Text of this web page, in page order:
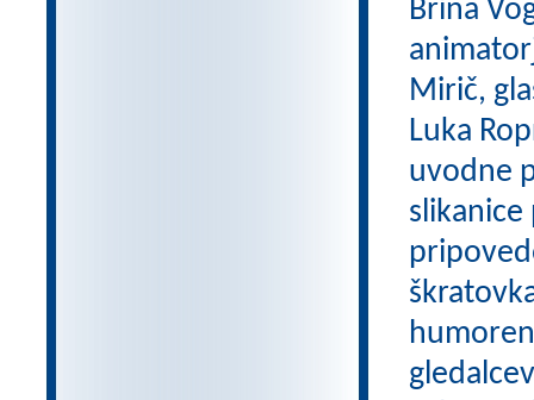
Brina
Mirič,
Luka
uvodne